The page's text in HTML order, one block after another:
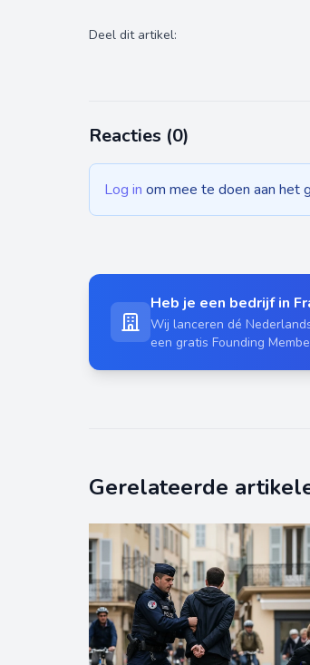
Deel dit artikel:
Reacties (0)
Log in om mee te doen aan het
Heb je een bedrijf in
Wij lanceren dé
een gratis Founding
Gerelateerde